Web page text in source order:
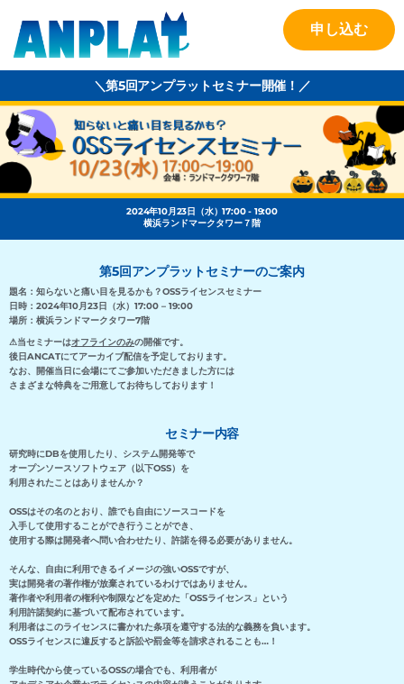
申し込む
＼第5回アンプラットセミナー開催！／
2024年10月23日（水）17:00 - 19:00
横浜ランドマークタワー７階
第5回アンプラットセミナーのご案内
題名：知らないと痛い目を見るかも？OSSライセンスセミナー
日時：2024年10月23日（水）17:00 – 19:00
場所：横浜ランドマークタワー7階
⚠当セミナーはオフラインのみの開催です。
後日ANCATにてアーカイブ配信を予定しております。
なお、開催当日に会場にてご参加いただきました方には
さまざまな特典をご用意してお待ちしております！
セミナー内容
研究時にDBを使用したり、システム開発等で
オープンソースソフトウェア（以下OSS）を
利用されたことはありませんか？
OSSはその名のとおり、誰でも自由にソースコードを
入手して使用することができ行うことができ、
使用する際は開発者へ問い合わせたり、許諾を得る必要がありません。
そんな、自由に利用できるイメージの強いOSSですが、
実は開発者の著作権が放棄されているわけではありません。
著作者や利用者の権利や制限などを定めた「OSSライセンス」という
利用許諾契約に基づいて配布されています。
利用者はこのライセンスに書かれた条項を遵守する法的な義務を負います。
OSSライセンスに違反すると訴訟や罰金等を請求されることも…！
学生時代から使っているOSSの場合でも、利用者が